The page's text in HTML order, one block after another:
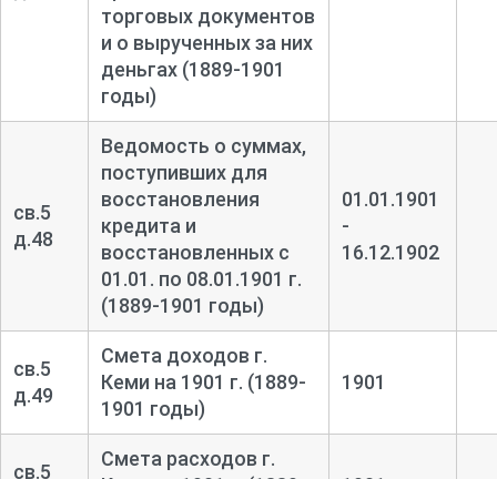
торговых документов
и о вырученных за них
деньгах (1889-1901
годы)
св.5
д.48
Ведомость о суммах,
поступивших для
восстановления
кредита и
восстановленных с
01.01. по 08.01.1901 г.
(1889-1901 годы)
01.01.1901
-
16.12.1902
св.5
д.49
Смета доходов г.
Кеми на 1901 г. (1889-
1901 годы)
1901
св.5
Смета расходов г.